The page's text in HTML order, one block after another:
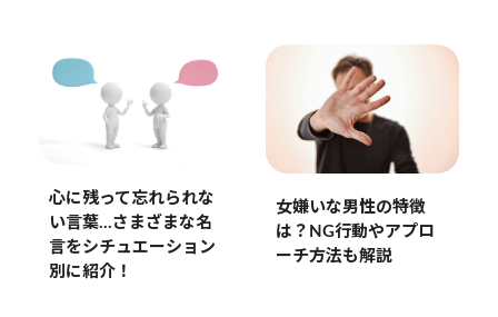
心に残って忘れられな
い言葉…さまざまな名
言をシチュエーション
別に紹介！
女嫌いな男性の特徴
は？NG行動やアプロ
ーチ方法も解説